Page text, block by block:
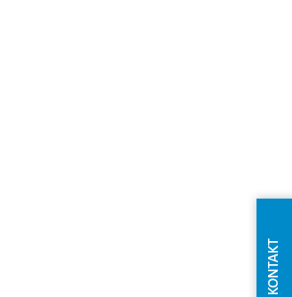
KONTAKT